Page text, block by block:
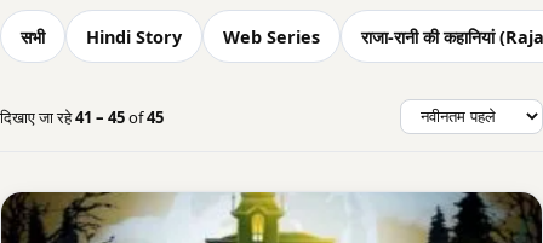
सभी Hindi Story Web Series राजा-रानी की कहानियां
दिखाए जा रहे41 – 45of45